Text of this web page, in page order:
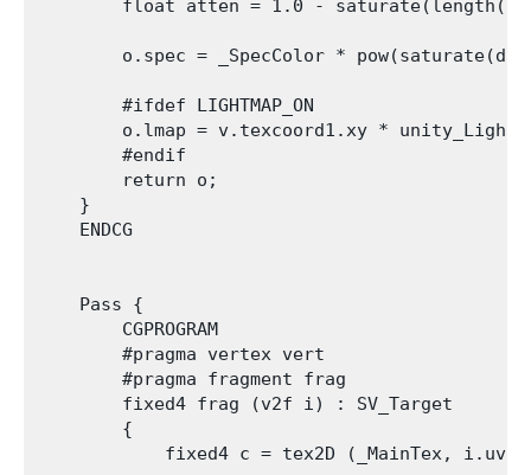
float atten = 1.0 -
o.spec = _SpecColor *
        #ifdef LIGHTMAP_ON
o.lmap = v.texcoord1.xy *
        #endif
        return o;
    }
    ENDCG
    Pass {
        CGPROGRAM
        #pragma vertex vert
        #pragma fragment frag
        fixed4 frag (v2f i) : SV_Target
        {
            fixed4 c = tex2D (_MainTex, i.uv);